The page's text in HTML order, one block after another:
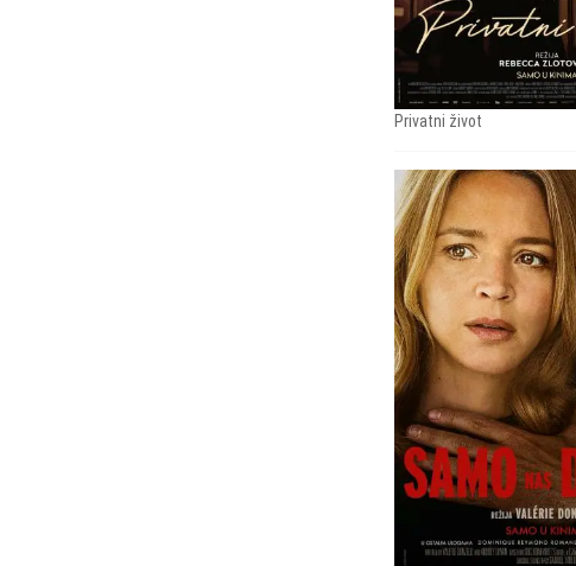
Privatni život